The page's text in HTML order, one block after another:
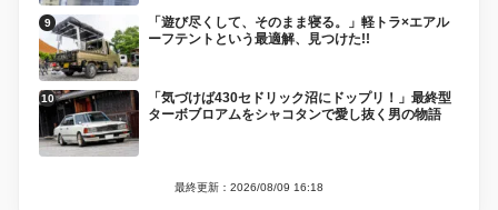
「遊び尽くして、そのまま寝る。」軽トラ×エアル
ーフテントという最適解、見つけた!!
「気づけば430セドリック沼にドップリ！」最終型
ターボブロアムをシャコタンで愛し抜く男の物語
最終更新：2026/08/09 16:18